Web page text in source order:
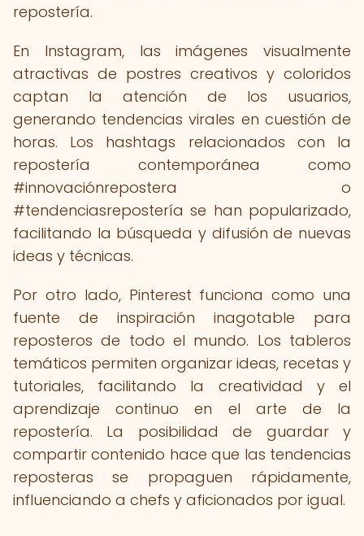
repostería.
En Instagram, las imágenes visualmente
atractivas de postres creativos y coloridos
captan la atención de los usuarios,
generando tendencias virales en cuestión de
horas. Los hashtags relacionados con la
repostería contemporánea como
#innovaciónrepostera o
#tendenciasrepostería se han popularizado,
facilitando la búsqueda y difusión de nuevas
ideas y técnicas.
Por otro lado, Pinterest funciona como una
fuente de inspiración inagotable para
reposteros de todo el mundo. Los tableros
temáticos permiten organizar ideas, recetas y
tutoriales, facilitando la creatividad y el
aprendizaje continuo en el arte de la
repostería. La posibilidad de guardar y
compartir contenido hace que las tendencias
reposteras se propaguen rápidamente,
influenciando a chefs y aficionados por igual.